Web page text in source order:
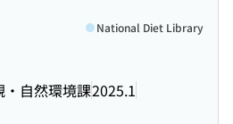
自然環境課2025.1
National Diet Library